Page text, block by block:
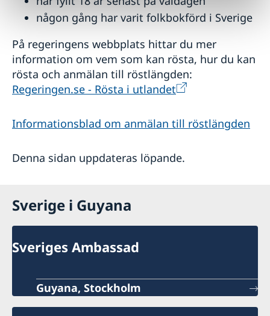
någon gång har varit folkbokförd i Sverige
På regeringens webbplats hittar du mer
information om vem som kan rösta, hur du kan
rösta och anmälan till röstlängden:
Regeringen.se - Rösta i utlandet
Informationsblad om anmälan till röstlängden
Denna sidan uppdateras löpande.
Sverige i Guyana
Sveriges Ambassad
Guyana, Stockholm